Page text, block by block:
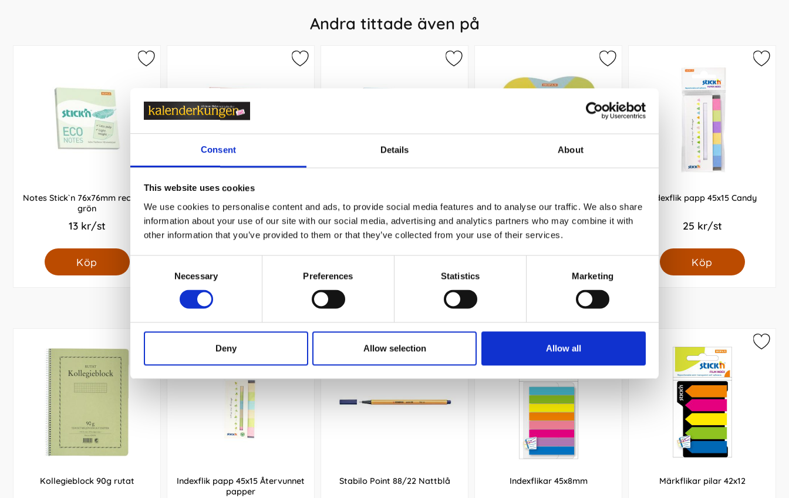
Consent Details About
This website uses cookies
We use cookies to personalise content and ads, to provide social media features and to analyse our traffic. We also share
information about your use of our site with our social media, advertising and analytics partners who may combine it with
other information that you’ve provided to them or that they’ve collected from your use of their services.
Necessary Preferences Statistics Marketing
Deny Allow selection Allow all
Andra tittade även på
Notes Stick`n 76x76mm recycled
grön
13 kr/st
Köp
rosa
13 kr/st
blå
13 kr/st
Hjärta
45 kr/st
Indexflik papp 45x15 Candy
25 kr/st
Köp
Andra köpte även
Kollegieblock 90g rutat
Indexflik papp 45x15 Återvunnet
papper
Stabilo Point 88/22 Nattblå Indexflikar 45x8mm Märkflikar pilar 42x12